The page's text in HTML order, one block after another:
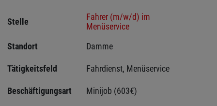
Stelle
Fahrer (m/w/d) im
Menüservice
Standort
Damme
Tätigkeitsfeld Fahrdienst, Menüservice
Beschäftigungsart Minijob (603€)